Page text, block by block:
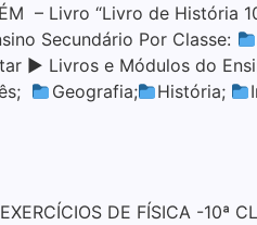
– Livro “Livro de História
Secundário Por Classe:
▶ Livros e Módulos do
Geografia; História;
DE FÍSICA -10ª